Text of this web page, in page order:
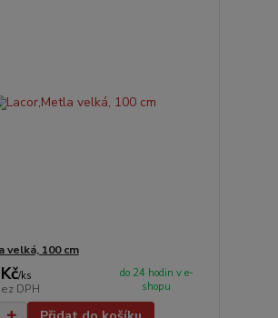
velká, 100 cm
/ks
DPH
do 24 hodin v e-
shopu